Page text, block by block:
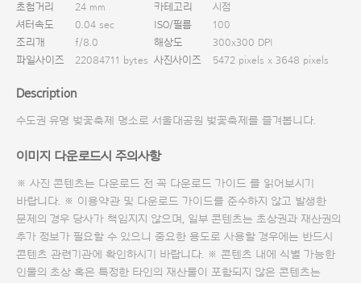
초첨거리
24 mm 카테고리
시점
셔터속도
0.04 sec ISO/필름
100
조리개
f/8.0 해상도
300x300 DPI
파일사이즈
22084711 bytes 사진사이즈 5472 pixels x 3648 pixels
Description
수도권 유명 벚꽃축제 명소로 서울대공원 벚꽃축제를 즐겨봅니다.
이미지 다운로드시 주의사항
※ 사진 콘텐츠는 다운로드 전 꼭 다운로드 가이드 를 읽어보시기
바랍니다. ※ 이용약관 및 다운로드 가이드를 준수하지 않고 발생한
문제의 경우 당사가 책임지지 않으며, 일부 콘텐츠는 초상권과 재산권의
추가 정보가 필요할 수 있으니 중요한 용도로 사용할 경우에는 반드시
콘텐츠 관련기관에 확인하시기 바랍니다. ※ 콘텐츠 내에 식별 가능한
인물의 초상 혹은 특정한 타인의 재산물이 포함되지 않은 콘텐츠는